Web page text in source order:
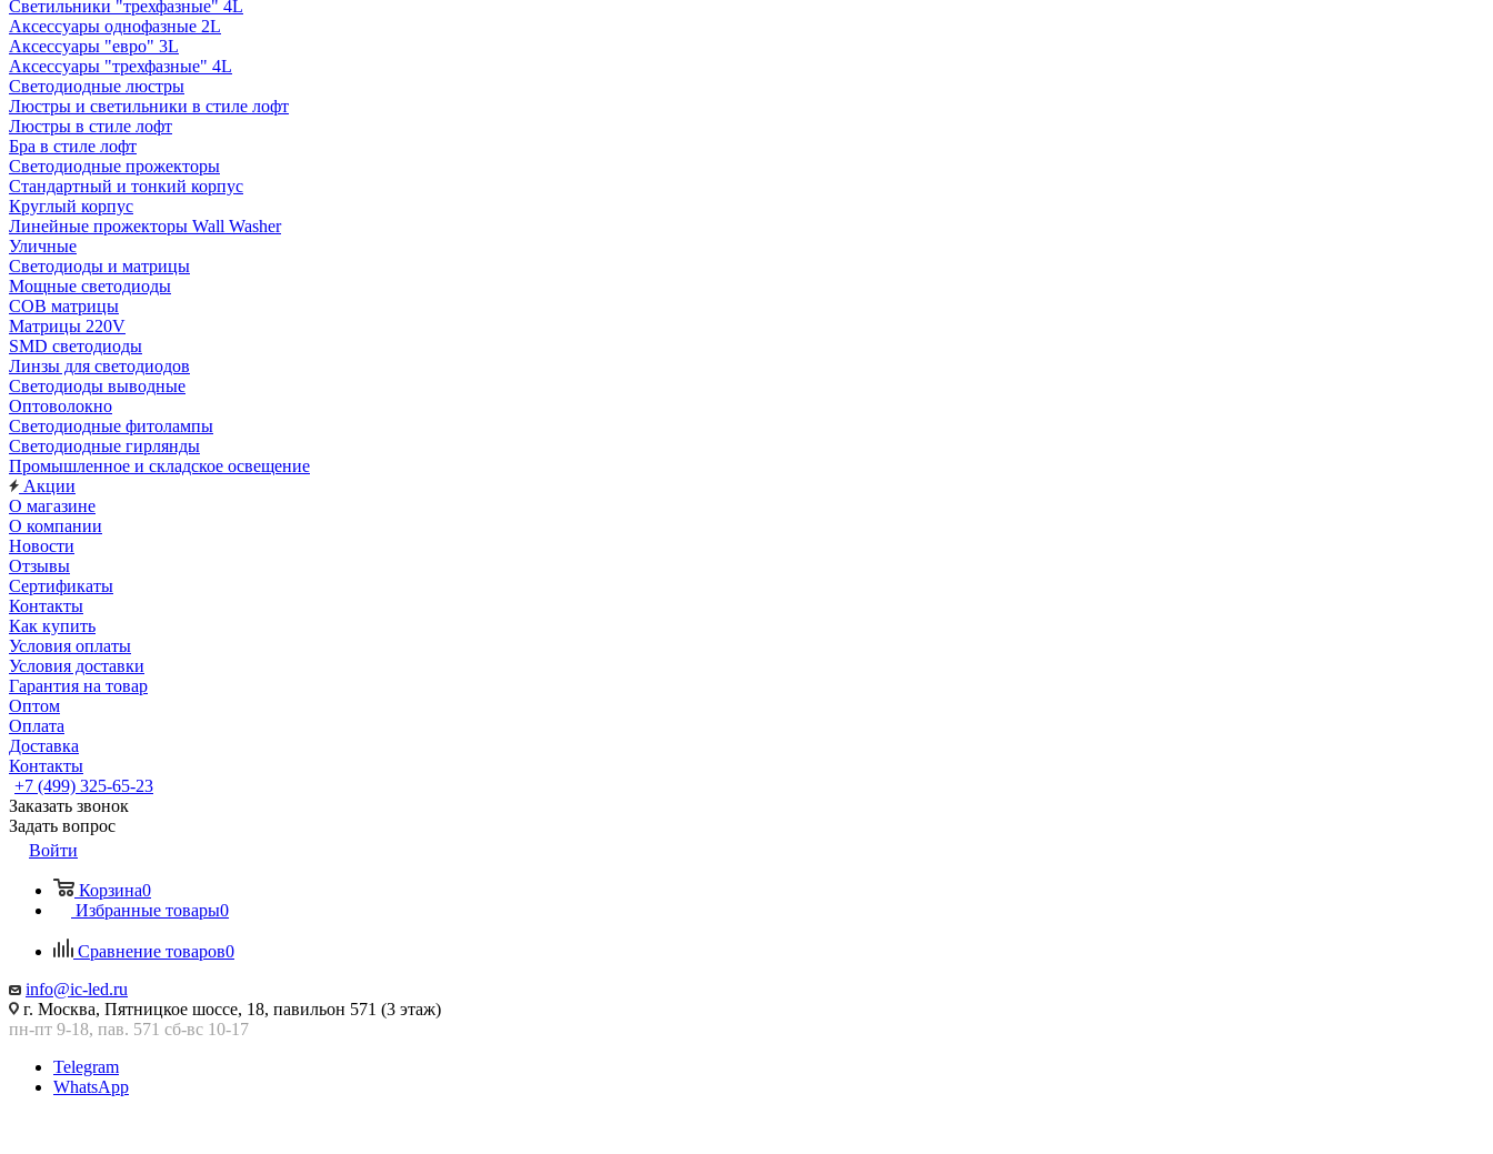
Светильники "трехфазные" 4L
Аксессуары однофазные 2L
Аксессуары "евро" 3L
Аксессуары "трехфазные" 4L
Светодиодные люстры
Люстры и светильники в стиле лофт
Люстры в стиле лофт
Бра в стиле лофт
Светодиодные прожекторы
Стандартный и тонкий корпус
Круглый корпус
Линейные прожекторы Wall Washer
Уличные
Светодиоды и матрицы
Мощные светодиоды
COB матрицы
Матрицы 220V
SMD светодиоды
Линзы для светодиодов
Светодиоды выводные
Оптоволокно
Светодиодные фитолампы
Светодиодные гирлянды
Промышленное и складское освещение
Акции
О магазине
О компании
Новости
Отзывы
Сертификаты
Контакты
Как купить
Условия оплаты
Условия доставки
Гарантия на товар
Оптом
Оплата
Доставка
Контакты
+7 (499) 325-65-23
Заказать звонок
Задать вопрос
Войти
Корзина0
Избранные товары0
Сравнение товаров0
info@ic-led.ru
г. Москва, Пятницкое шоссе, 18, павильон 571 (3 этаж)
пн-пт 9-18, пав. 571 сб-вс 10-17
Telegram
WhatsApp